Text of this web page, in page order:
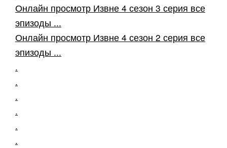
Онлайн просмотр Извне 4 сезон 3 серия все
эпизоды ...
Онлайн просмотр Извне 4 сезон 2 серия все
эпизоды ...
.
.
.
.
.
.